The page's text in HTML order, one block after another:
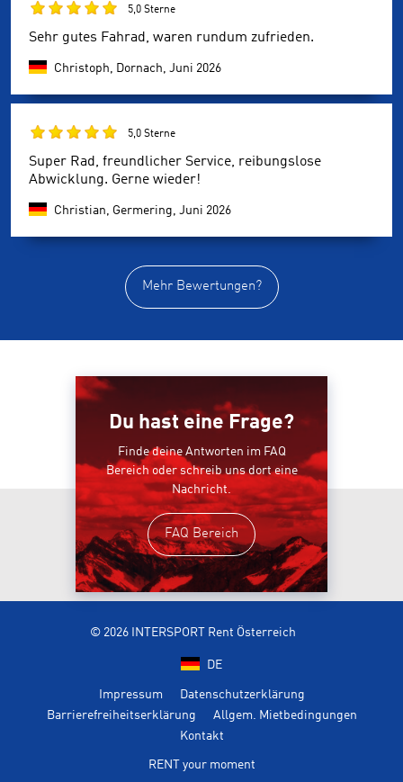
5,0 Sterne
Sehr gutes Fahrad, waren rundum zufrieden.
Christoph, Dornach, Juni 2026
5,0 Sterne
Super Rad, freundlicher Service, reibungslose
Abwicklung. Gerne wieder!
Christian, Germering, Juni 2026
Mehr Bewertungen?
Du hast eine Frage?
Finde deine Antworten im FAQ
Bereich oder schreib uns dort eine
Nachricht.
FAQ Bereich
© 2026 INTERSPORT Rent Österreich
DE
Impressum
Datenschutzerklärung
Barrierefreiheitserklärung
Allgem. Mietbedingungen
Kontakt
RENT your moment